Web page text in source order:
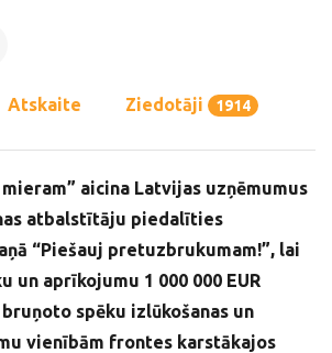
Atskaite Ziedotāji 1914
mieram” aicina Latvijas uzņēmumus
atbalstītāju piedalīties
“Piešauj pretuzbrukumam!”, lai
un aprīkojumu 1 000 000 EUR
spēku izlūkošanas un
vienībām frontes karstākajos